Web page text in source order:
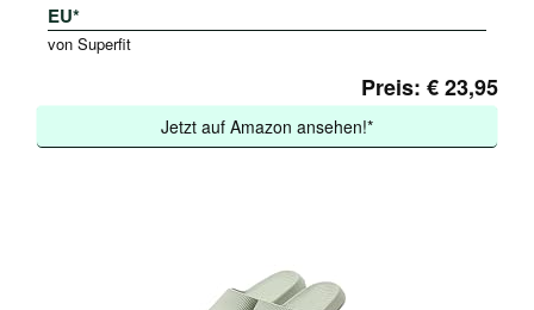
EU*
von Superfit
Preis: € 23,95
Jetzt auf Amazon ansehen!*